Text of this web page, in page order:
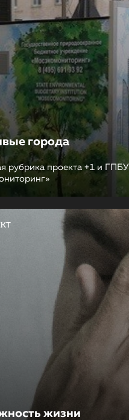
города
рубрика проекта +1 и ГПБУ
жизни